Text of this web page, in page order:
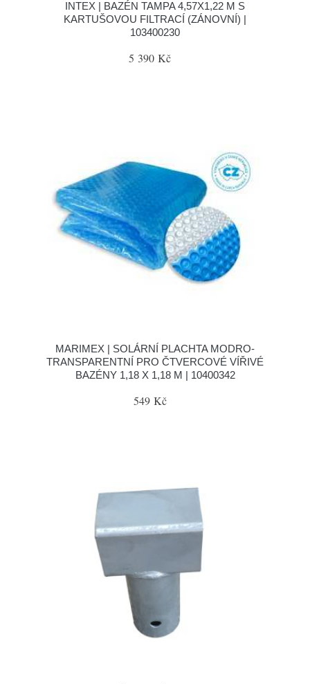
INTEX | BAZÉN TAMPA 4,57X1,22 M S
KARTUŠOVOU FILTRACÍ (ZÁNOVNÍ) |
103400230
5 390 Kč
MARIMEX | SOLÁRNÍ PLACHTA MODRO-
TRANSPARENTNÍ PRO ČTVERCOVÉ VÍŘIVÉ
BAZÉNY 1,18 X 1,18 M | 10400342
549 Kč